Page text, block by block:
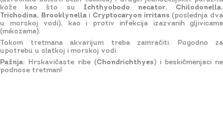
kože kao što su Ichthyobodo necator, Chilodonella,
Trichodina, Brooklynellai Cryptocaryon irritans (poslednja dva
u morskoj vodi), kao i protiv infekcija izazvanih gljivicama
(mikozama).
Tokom tretmana akvarijum treba zamračiti. Pogodno za
upotrebu u slatkoj i morskoj vodi.
Pažnja: Hrskavičaste ribe (Chondrichthyes ) i beskičmenjaci ne
podnose tretman!